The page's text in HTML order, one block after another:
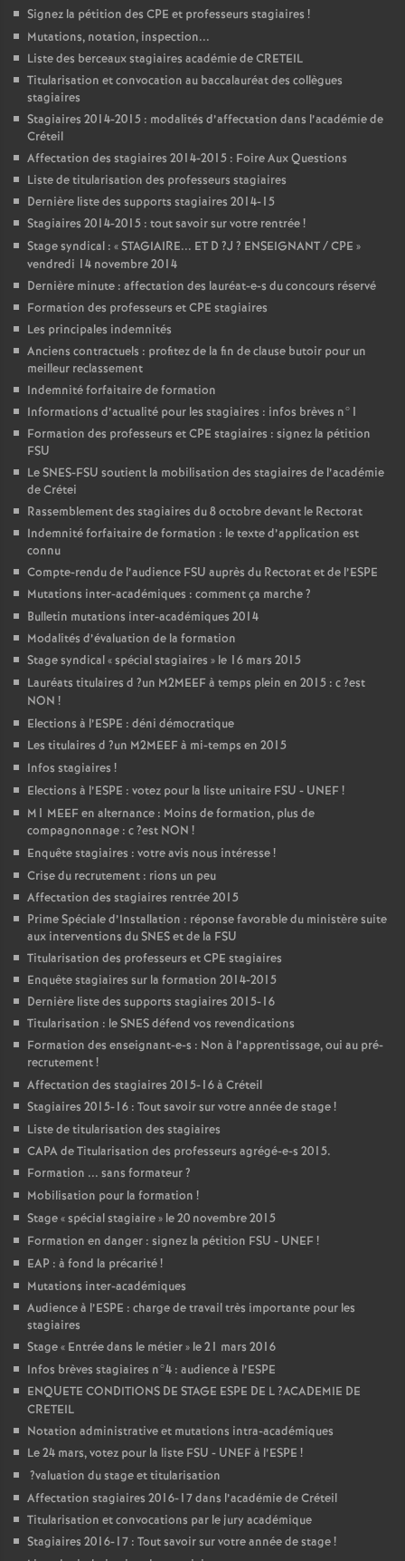
Signez la pétition des CPE et professeurs stagiaires !
Mutations, notation, inspection...
Liste des berceaux stagiaires académie deCRETEIL
Titularisation et convocation au baccalauréat des collègues
stagiaires
Stagiaires 2014-2015 : modalités d’affectation dans l’académie de
Créteil
Affectation des stagiaires 2014-2015 : Foire Aux Questions
Liste de titularisation des professeurs stagiaires
Dernière liste des supports stagiaires 2014-15
Stagiaires 2014-2015 : tout savoir sur votre rentrée!
Stage syndical : «STAGIAIRE... ET D ?J ? ENSEIGNANT/CPE »
vendredi 14 novembre 2014
Dernière minute : affectation des lauréat-e-s du concours réservé
Formation des professeurs etCPE stagiaires
Les principales indemnités
Anciens contractuels : profitez de la fin de clause butoir pour un
meilleur reclassement
Indemnité forfaitaire de formation
Informations d’actualité pour les stagiaires : infos brèves n°1
Formation des professeurs etCPE stagiaires : signez la pétition
FSU
LeSNES-FSU soutient la mobilisation des stagiaires de l’académie
de Crétei
Rassemblement des stagiaires du 8 octobre devant le Rectorat
Indemnité forfaitaire de formation : le texte d’application est
connu
Compte-rendu de l’audience FSU auprès du Rectorat et de l’ESPE
Mutations inter-académiques : comment ça marche?
Bulletin mutations inter-académiques 2014
Modalités d’évaluation de la formation
Stage syndical «spécial stagiaires » le 16 mars 2015
Lauréats titulaires d ?un M2MEEFà temps plein en 2015 : c?est
NON !
Elections à l’ESPE : déni démocratique
Les titulaires d ?un M2MEEFà mi-temps en 2015
Infos stagiaires !
Elections à l’ESPE : votez pour la liste unitaire FSU - UNEF!
M1 MEEFen alternance : Moins de formation, plus de
compagnonnage : c?est NON !
Enquête stagiaires : votre avis nous intéresse!
Crise du recrutement : rions un peu
Affectation des stagiaires rentrée 2015
Prime Spéciale d’Installation : réponse favorable du ministère suite
aux interventions duSNESet de la FSU
Titularisation des professeurs etCPE stagiaires
Enquête stagiaires sur la formation 2014-2015
Dernière liste des supports stagiaires 2015-16
Titularisation : leSNESdéfend vos revendications
Formation des enseignant-e-s : Non à l’apprentissage, oui au pré-
recrutement!
Affectation des stagiaires 2015-16 à Créteil
Stagiaires 2015-16 : Tout savoir sur votre année de stage!
Liste de titularisation des stagiaires
CAPAde Titularisation des professeurs agrégé-e-s 2015.
Formation ... sans formateur?
Mobilisation pour la formation !
Stage «spécial stagiaire» le 20 novembre 2015
Formation en danger : signez la pétition FSU - UNEF!
EAP : à fond la précarité!
Mutations inter-académiques
Audience à l’ESPE : charge de travail très importante pour les
stagiaires
Stage « Entrée dans le métier» le 21 mars 2016
Infos brèves stagiaires n°4 : audience à l’ESPE
ENQUETE CONDITIONS DE STAGE ESPE DE L?ACADEMIE DE
CRETEIL
Notation administrative et mutations intra-académiques
Le 24 mars, votez pour la liste FSU - UNEFà l’ESPE !
?valuation du stage et titularisation
Affectation stagiaires 2016-17 dans l’académie de Créteil
Titularisation et convocations par le jury académique
Stagiaires 2016-17 : Tout savoir sur votre année de stage!